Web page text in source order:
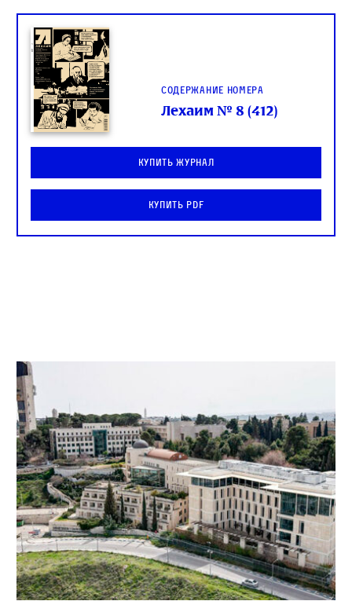
Содержание номера
Лехаим № 8 (412)
Купить журнал
Купить PDF